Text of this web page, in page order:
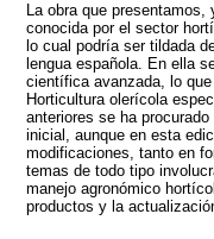
La obra que
conocida por el sector
lo cual podría ser tildada
lengua española. En ella
científica avanzada, lo
Horticultura olerícola
anteriores se ha
inicial, aunque en esta
modificaciones, tanto en
temas de todo tipo
manejo agronómico
productos y la